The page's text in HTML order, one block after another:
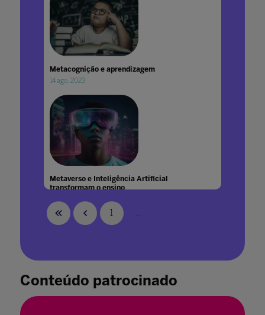
Metacognição e aprendizagem
14 ago. 2023
Metaverso e Inteligência Artificial
transformam o ensino
Metaversos e Avatares: O que são? Por Onde
1
Conteúdo patrocinado